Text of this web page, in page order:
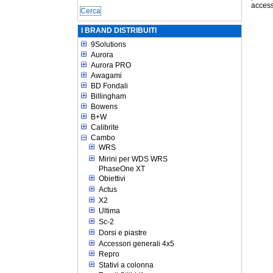
I BRAND DISTRIBUITI
9Solutions
Aurora
Aurora PRO
Awagami
BD Fondali
Billingham
Bowens
B+W
Calibrite
Cambo
WRS
Mirini per WDS WRS
PhaseOne XT
Obiettivi
Actus
X2
Ultima
Sc-2
Dorsi e piastre
Accessori generali 4x5
Repro
Stativi a colonna